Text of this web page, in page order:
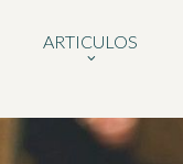
ARTICULOS